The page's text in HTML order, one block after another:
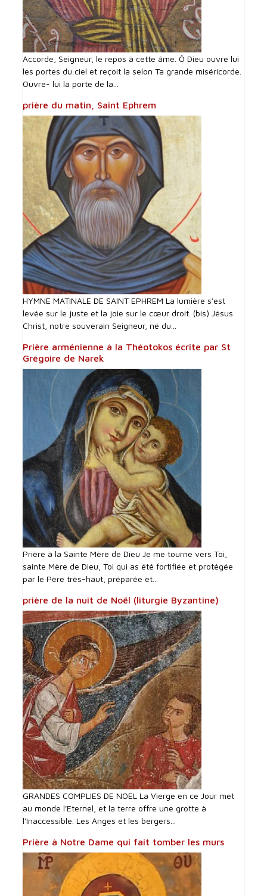
Accorde, Seigneur, le repos à cette âme. Ô Dieu ouvre lui
les portes du ciel et reçoit la selon Ta grande miséricorde.
Ouvre- lui la porte de la...
prière du matin, Saint Ephrem
HYMNE MATINALE DE SAINT EPHREM La lumière s'est
levée sur le juste et la joie sur le cœur droit. (bis) Jésus
Christ, notre souverain Seigneur, né du...
Prière arménienne à la Théotokos écrite par St
Grégoire de Narek
Prière à la Sainte Mère de Dieu Je me tourne vers Toi,
sainte Mère de Dieu, Toi qui as été fortifiée et protégée
par le Père très-haut, préparée et...
prière de la nuit de Noël (liturgie Byzantine)
GRANDES COMPLIES DE NOEL La Vierge en ce Jour met
au monde l'Eternel, et la terre offre une grotte à
l'Inaccessible. Les Anges et les bergers...
Prière à Notre Dame qui fait tomber les murs